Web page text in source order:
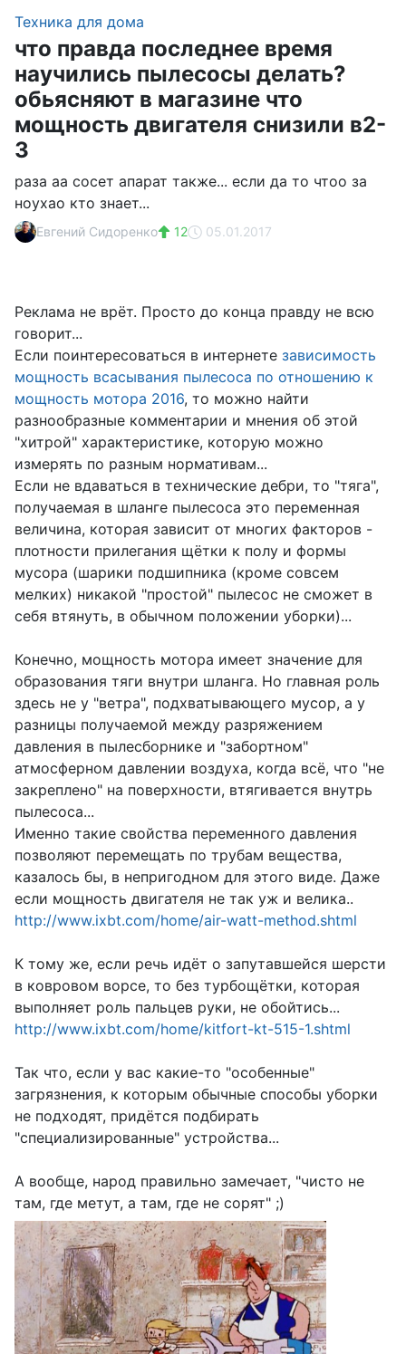
Техника для дома
что правда последнее время
научились пылесосы делать?
обьясняют в магазине что
мощность двигателя снизили в2-
3
раза аа сосет апарат также... если да то чтоо за
ноухао кто знает...
Евгений Сидоренко 12 05.01.2017
Реклама не врёт. Просто до конца правду не всю
говорит...
Если поинтересоваться в интернете зависимость
мощность всасывания пылесоса по отношению к
мощность мотора 2016, то можно найти
разнообразные комментарии и мнения об этой
"хитрой" характеристике, которую можно
измерять по разным нормативам...
Если не вдаваться в технические дебри, то "тяга",
получаемая в шланге пылесоса это переменная
величина, которая зависит от многих факторов -
плотности прилегания щётки к полу и формы
мусора (шарики подшипника (кроме совсем
мелких) никакой "простой" пылесос не сможет в
себя втянуть, в обычном положении уборки)...
Конечно, мощность мотора имеет значение для
образования тяги внутри шланга. Но главная роль
здесь не у "ветра", подхватывающего мусор, а у
разницы получаемой между разряжением
давления в пылесборнике и "забортном"
атмосферном давлении воздуха, когда всё, что "не
закреплено" на поверхности, втягивается внутрь
пылесоса...
Именно такие свойства переменного давления
позволяют перемещать по трубам вещества,
казалось бы, в непригодном для этого виде. Даже
если мощность двигателя не так уж и велика..
http://www.ixbt.com/home/air-watt-method.shtml
К тому же, если речь идёт о запутавшейся шерсти
в ковровом ворсе, то без турбощётки, которая
выполняет роль пальцев руки, не обойтись...
http://www.ixbt.com/home/kitfort-kt-515-1.shtml
Так что, если у вас какие-то "особенные"
загрязнения, к которым обычные способы уборки
не подходят, придётся подбирать
"специализированные" устройства...
А вообще, народ правильно замечает, "чисто не
там, где метут, а там, где не сорят" ;)